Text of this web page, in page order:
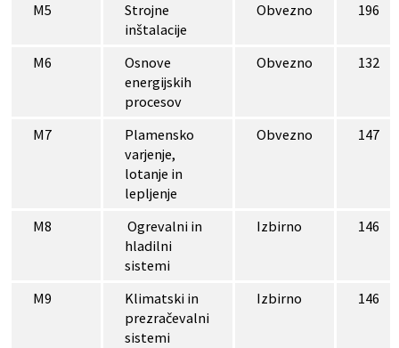
M5
Strojne
inštalacije
Obvezno 196
M6
Osnove
energijskih
procesov
Obvezno 132
M7
Plamensko
varjenje,
lotanje in
lepljenje
Obvezno 147
M8
Ogrevalni in
hladilni
sistemi
Izbirno 146
M9
Klimatski in
prezračevalni
sistemi
Izbirno 146